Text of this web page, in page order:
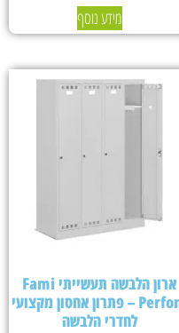
מידע נוסף
ארון הלבשה תעשייתי Fami
Perfom – פתרון אחסון מקצועי
לחדרי הלבשה